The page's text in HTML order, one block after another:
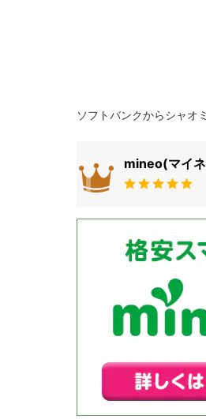
ソフトバンクからシャオ
mineo(マイネ